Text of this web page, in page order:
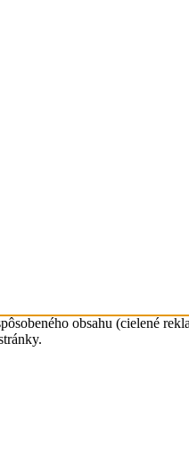
obsahu (cielené